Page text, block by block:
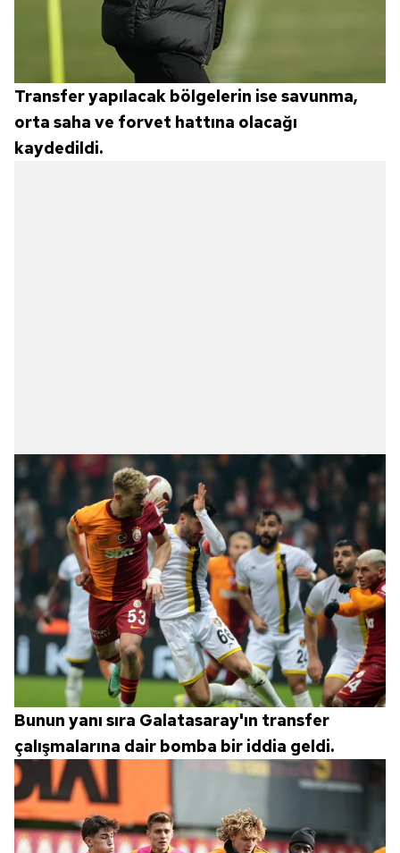
Transfer yapılacak bölgelerin ise savunma,
orta saha ve forvet hattına olacağı
kaydedildi.
Bunun yanı sıra Galatasaray'ın transfer
çalışmalarına dair bomba bir iddia geldi.